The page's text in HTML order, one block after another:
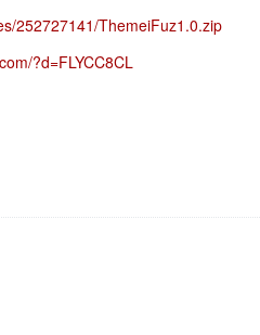
252727141/ThemeiFuz1.0.zip
?d=FLYCC8CL